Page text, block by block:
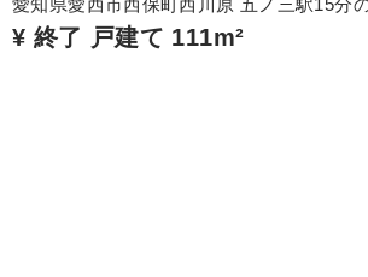
愛知県愛西市西保町西川原 五ノ三駅15分
¥ 終了 戸建て 111m²